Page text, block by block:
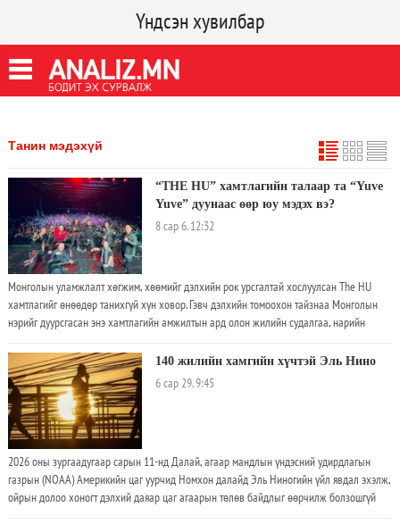
Үндсэн хувилбар
Танин мэдэхүй
“THE HU” хамтлагийн талаар та “Yuve
Yuve” дуунаас өөр юу мэдэх вэ?
8 сар 6. 12:32
Монголын уламжлалт хөгжим, хөөмийг дэлхийн рок урсгалтай хослуулсан The HU
хамтлагийг өнөөдөр танихгүй хүн ховор. Гэвч дэлхийн томоохон тайзнаа Монголын
нэрийг дуурсгасан энэ хамтлагийн амжилтын ард олон жилийн судалгаа, нарийн
140 жилийн хамгийн хүчтэй Эль Нино
6 сар 29. 9:45
2026 оны зургаадугаар сарын 11-нд Далай, агаар мандлын үндэсний удирдлагын
газрын (NOAA) Америкийн цаг уурчид Номхон далайд Эль Ниногийн үйл явдал эхэлж,
ойрын долоо хоногт дэлхий даяар цаг агаарын төлөв байдлыг өөрчилж болзошгүй